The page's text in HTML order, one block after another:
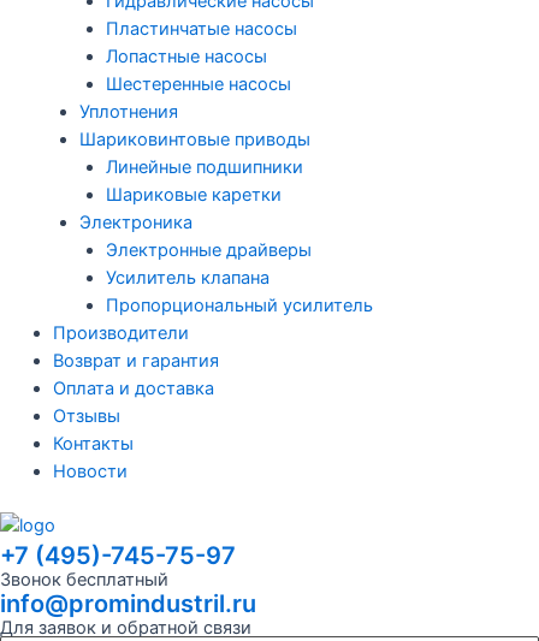
Пластинчатые насосы
Лопастные насосы
Шестеренные насосы
Уплотнения
Шариковинтовые приводы
Линейные подшипники
Шариковые каретки
Электроника
Электронные драйверы
Усилитель клапана
Пропорциональный усилитель
Производители
Возврат и гарантия
Оплата и доставка
Отзывы
Контакты
Новости
+7 (495)-745-75-97
Звонок бесплатный
info@promindustril.ru
Для заявок и обратной связи